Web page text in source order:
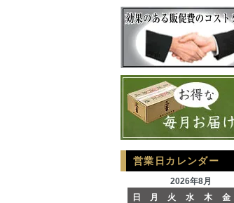
営業日カレンダー
2026年8月
日
月 火 水 木 金